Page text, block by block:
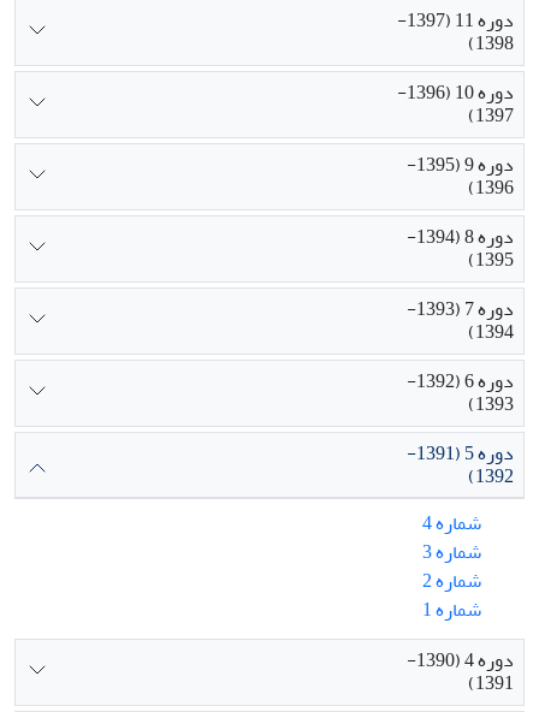
دوره 11 (1397-
1398)
دوره 10 (1396-
1397)
دوره 9 (1395-
1396)
دوره 8 (1394-
1395)
دوره 7 (1393-
1394)
دوره 6 (1392-
1393)
دوره 5 (1391-
1392)
شماره 4
شماره 3
شماره 2
شماره 1
دوره 4 (1390-
1391)